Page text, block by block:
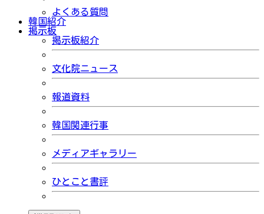
よくある質問
韓国紹介
掲示板
掲示板紹介
文化院ニュース
報道資料
韓国関連行事
メディアギャラリー
ひとこと書評